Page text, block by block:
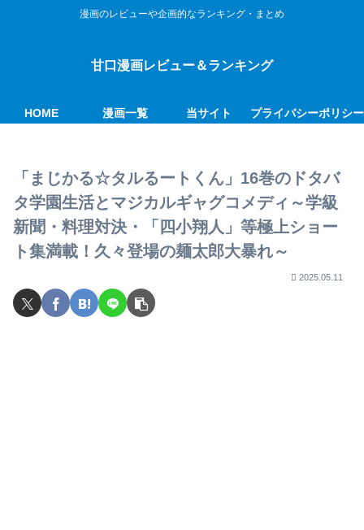
漫画のレビューや企画的なランキング・まとめ
甘口漫画レビュー＆ランキング
HOME 漫画一覧 当サイト プライバシーポリシー
「まじかる☆タルるートくん」16巻のドタバ
タ学園生活とマジカルギャグコメディ～学級
新聞・料理対決・「四小翔人」等極上ショー
ト集満載！久々登場の麺太郎大暴れ～
2025.05.11